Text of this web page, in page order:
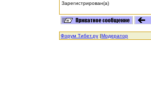
Зарегистрирован(а)
Форум Тибет.ру |Модератор